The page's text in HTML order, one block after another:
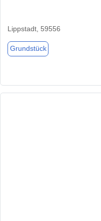
Lippstadt, 59556
Grundstück